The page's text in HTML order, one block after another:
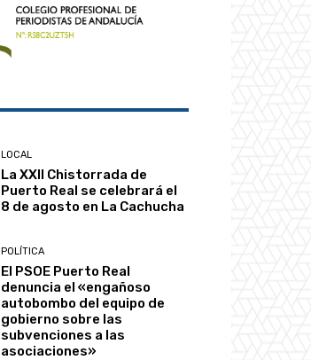
LOCAL
La XXII Chistorrada de
Puerto Real se celebrará el
8 de agosto en La Cachucha
POLÍTICA
El PSOE Puerto Real
denuncia el «engañoso
autobombo del equipo de
gobierno sobre las
subvenciones a las
asociaciones»